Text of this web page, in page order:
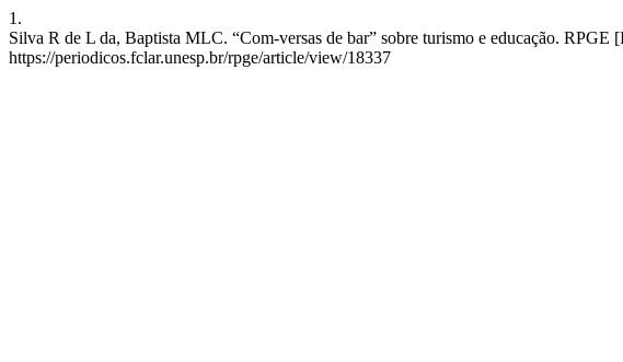
1.
Silva R de L da, Baptista MLC. “Com-versas de bar” sobre turismo e educação.
https://periodicos.fclar.unesp.br/rpge/article/view/18337